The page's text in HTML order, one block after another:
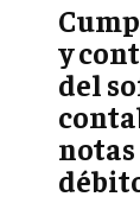
NEGOCIOS
MARKETING
MARKETING
FRANQUICIAS
y
del